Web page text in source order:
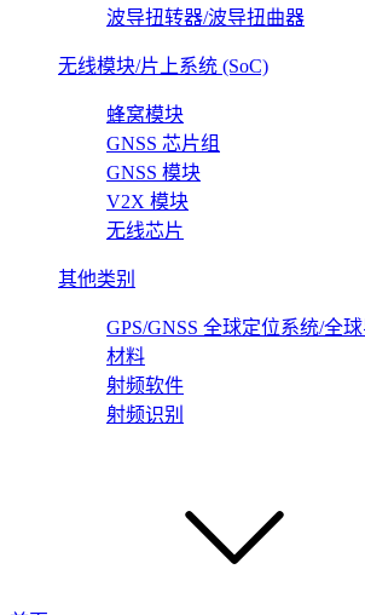
波导扭转器/波导扭曲器
无线模块/片上系统 (SoC)
蜂窝模块
GNSS 芯片组
GNSS 模块
V2X 模块
无线芯片
其他类别
GPS/GNSS 全球定位系统/全
材料
射频软件
射频识别